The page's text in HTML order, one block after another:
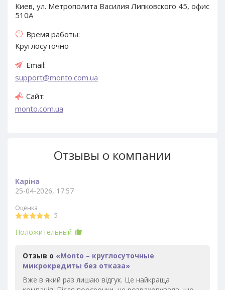
Киев, ул. Метрополита Василия Липковского 45, офис
510А
Время работы:
Круглосуточно
Email:
support@monto.com.ua
Сайт:
monto.com.ua
Отзывы о компании
Каріна
25-04-2026, 17:57
Оценка
5
Положительный
Отзыв о «Monto – круглосуточные
микрокредиты без отказа»
Вже в який раз лишаю відгук. Це найкраща